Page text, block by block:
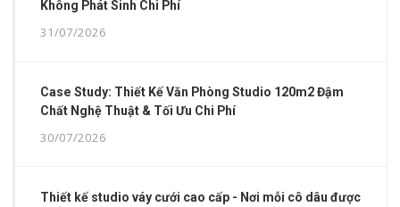
Không Phát Sinh Chi Phí
31/07/2026
Case Study: Thiết Kế Văn Phòng Studio 120m2 Đậm
Chất Nghệ Thuật & Tối Ưu Chi Phí
30/07/2026
Thiết kế studio váy cưới cao cấp - Nơi mỗi cô dâu được